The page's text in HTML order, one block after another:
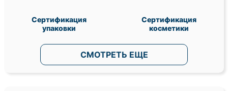
Сертификация
упаковки
Сертификация
косметики
СМОТРЕТЬ ЕЩЕ